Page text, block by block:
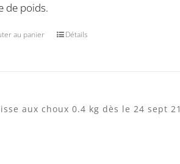
de poids.
au panier Détails
aux choux 0.4 kg dès le 24 sept 21